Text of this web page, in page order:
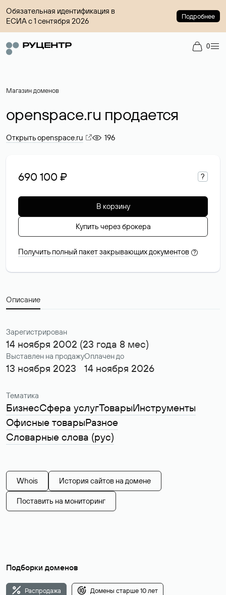
Обязательная идентификация в
ЕСИА с 1 сентября 2026
Подробнее
0
Магазин доменов
openspace.ru продается
Открыть openspace.ru 196
690 100 ₽ ?
В корзину
Купить через брокера
Получить полный пакет закрывающих документов ?
Описание
Зарегистрирован
14 ноября 2002 (23 года 8 мес)
Выставлен на продажу
13 ноября 2023
Оплачен до
14 ноября 2026
Тематика
БизнесСфера услугТоварыИнструменты
Офисные товарыРазное
Словарные слова (рус)
Whois История сайтов на домене
Поставить на мониторинг
Подборки доменов
Распродажа Домены старше 10 лет